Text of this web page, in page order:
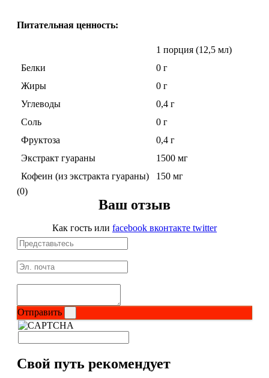
Батончики и напитки
Протеиновые батончики
Протеиновые печенья
Для тренировки
НАЗАД
НАЗАД
BCAA в таблетках и капсулах
Креатин
Предтренировочные комплексы
Питательная ценность:
1 порция (12,5 мл)
Белки
0 г
Жиры
0 г
Углеводы
0,4 г
Соль
0 г
Фруктоза
0,4 г
Экстракт гуараны
1500 мг
Кофеин (из экстракта гуараны)
150 мг
(0)
Ваш отзыв
Как гость или facebook вконтакте twitter
Отправить
Свой путь рекомендует